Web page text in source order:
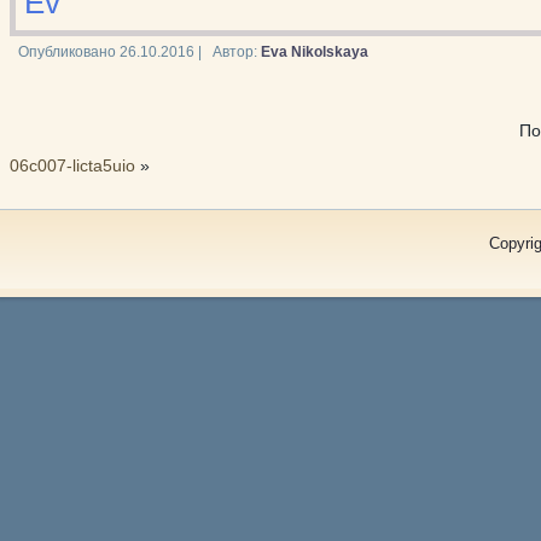
Опубликовано 26.10.2016 Автор: Eva Nikolskaya
06c007-licta5uio »